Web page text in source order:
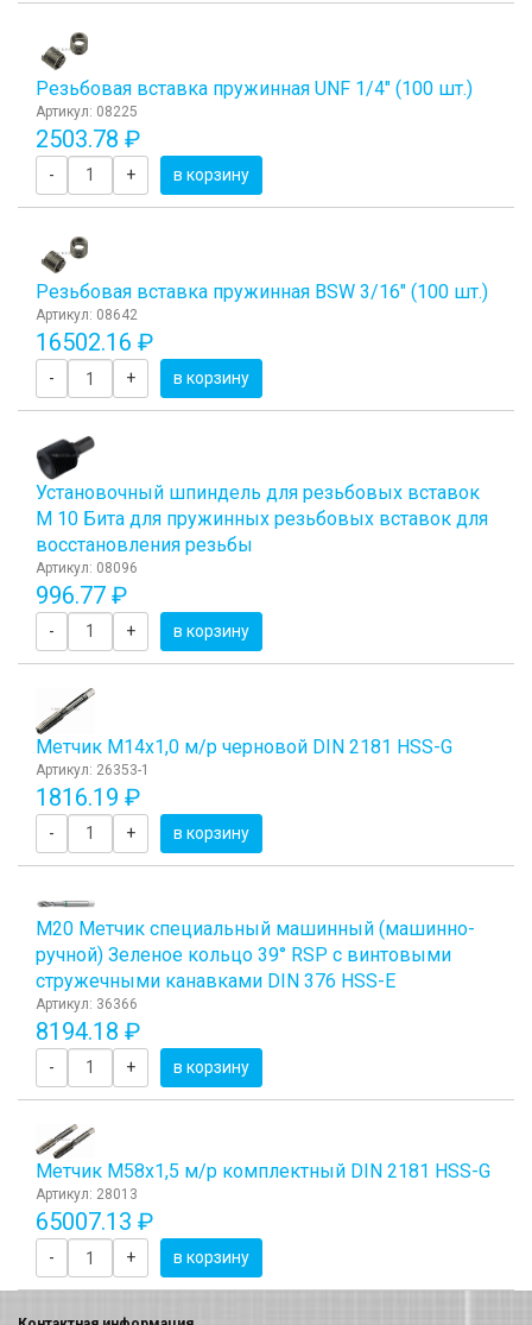
Резьбовая вставка пружинная UNF 1/4" (100 шт.)
Артикул: 08225
2503.78 ₽
- + в корзину
Резьбовая вставка пружинная BSW 3/16" (100 шт.)
Артикул: 08642
16502.16 ₽
- + в корзину
Установочный шпиндель для резьбовых вставок
М 10 Бита для пружинных резьбовых вставок для
восстановления резьбы
Артикул: 08096
996.77 ₽
- + в корзину
Метчик М14x1,0 м/р черновой DIN 2181 HSS-G
Артикул: 26353-1
1816.19 ₽
- + в корзину
М20 Метчик специальный машинный (машинно-
ручной) Зеленое кольцо 39° RSP с винтовыми
стружечными канавками DIN 376 HSS-E
Артикул: 36366
8194.18 ₽
- + в корзину
Метчик М58x1,5 м/р комплектный DIN 2181 HSS-G
Артикул: 28013
65007.13 ₽
- + в корзину